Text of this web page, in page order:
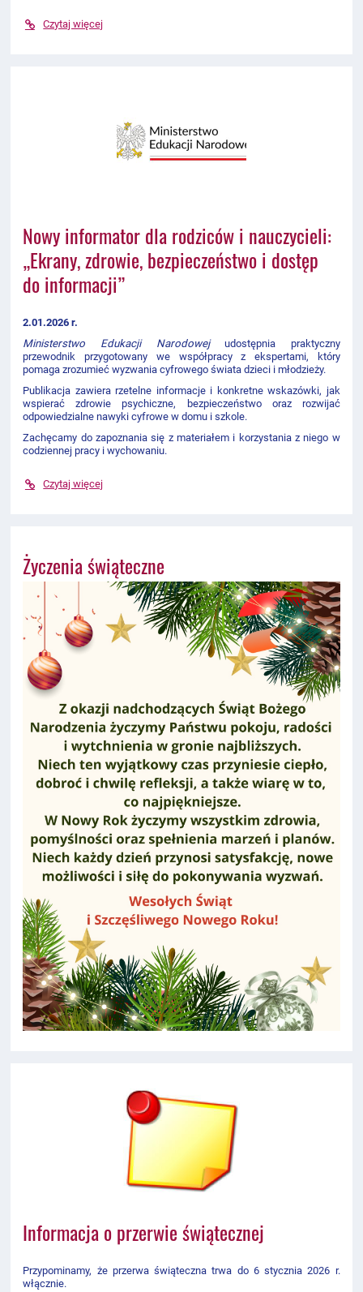
Czytaj więcej
Nowy informator dla rodziców i nauczycieli:
„Ekrany, zdrowie, bezpieczeństwo i dostęp
do informacji”
2.01.2026 r.
Ministerstwo Edukacji Narodowejudostępnia praktyczny
przewodnik przygotowany we współpracy z ekspertami, który
pomaga zrozumieć wyzwania cyfrowego świata dzieci i młodzieży.
Publikacja zawiera rzetelne informacje i konkretne wskazówki, jak
wspierać zdrowie psychiczne, bezpieczeństwo oraz rozwijać
odpowiedzialne nawyki cyfrowe w domu i szkole.
Zachęcamy do zapoznania się z materiałem i korzystania z niego w
codziennej pracy i wychowaniu.
Czytaj więcej
Życzenia świąteczne
Informacja o przerwie świątecznej
Przypominamy, że przerwa świąteczna trwa do 6 stycznia 2026 r.
włącznie.